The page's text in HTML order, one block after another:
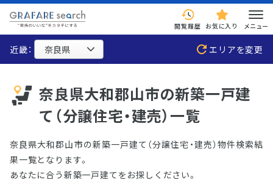
閲覧履歴 お気に入り メニュー
近畿： エリアを変更
奈良県大和郡山市の新築一戸建
て（分譲住宅・建売）一覧
奈良県大和郡山市の新築一戸建て（分譲住宅・建売）物件検索結
果一覧となります。
あなたに合う新築一戸建てをお探しください。